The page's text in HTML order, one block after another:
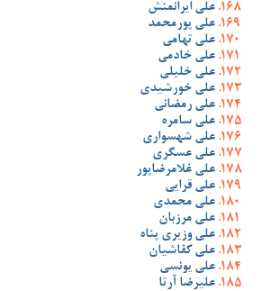
علی ایرانمنش
علی پورمحمد
علی تهامی
علی خادمی
علی خلیلی
علی خورشیدی
علی رمضانی
علی سامره
علی شهسواری
علی عسگری
علی غلامرضاپور
علی قرایی
علی محمدی
علی مرزبان
علی وزیری پناه
علی کفاشیان
علی یونسی
علیرضا آرتا